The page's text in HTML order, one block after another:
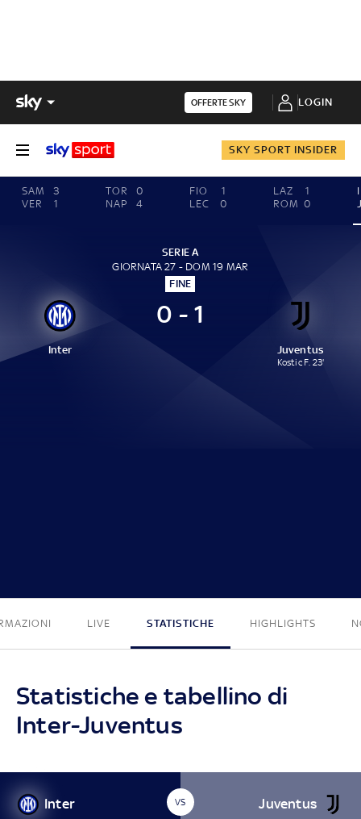
OFFERTE SKY LOGIN
SKY SPORT INSIDER
SAM
3
VER
1
TOR
0
NAP
4
FIO
1
LEC
0
LAZ
1
ROM 0
SERIE A
GIORNATA 27 - DOM 19 MAR
FINE
Inter
0 - 1
Juventus
Kostic F. 23'
LIVE STATISTICHE HIGHLIGHTS
Statistiche e tabellino di
Inter-Juventus
Inter VS Juventus